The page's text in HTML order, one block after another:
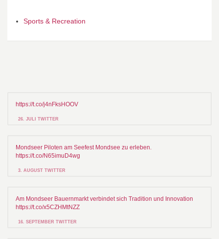
Sports & Recreation
https://t.co/j4nFksHOOV
26. JULI TWITTER
Mondseer Piloten am Seefest Mondsee zu erleben.
https://t.co/N65imuD4wg
3. AUGUST TWITTER
Am Mondseer Bauernmarkt verbindet sich Tradition und Innovation
https://t.co/x5CZHMtNZZ
16. SEPTEMBER TWITTER